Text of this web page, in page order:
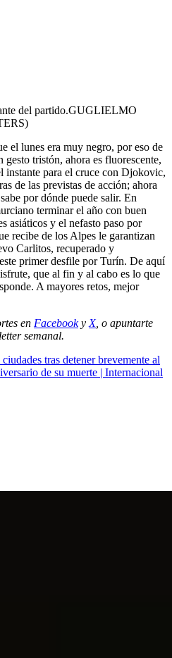
del partido.GUGLIELMO
el lunes era muy negro, por eso de
tristón, ahora es fluorescente,
instante para el cruce con Djokovic,
de las previstas de acción; ahora
por dónde puede salir. En
terminar el año con buen
asiáticos y el nefasto paso por
recibe de los Alpes le garantizan
Carlitos, recuperado y
primer desfile por Turín. De aquí
que al fin y al cabo es lo que
A mayores retos, mejor
en Facebooky X, o apuntarte
semanal.
tras detener brevemente al
de su muerte | Internacional